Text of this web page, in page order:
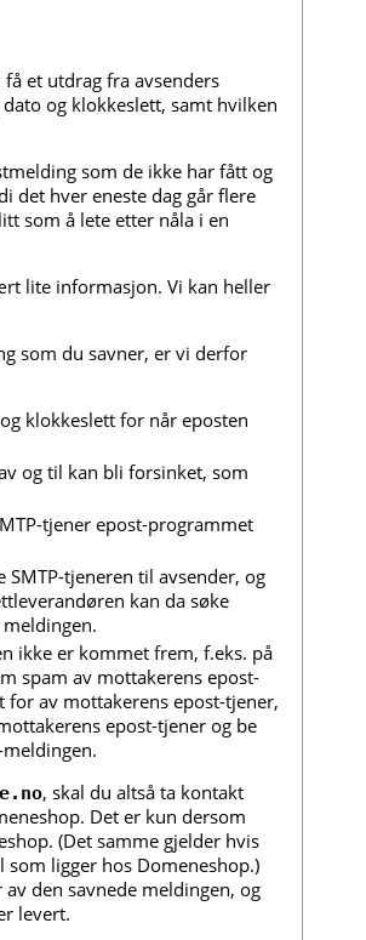
et utdrag fra avsenders
og klokkeslett, samt hvilken
som de ikke har fått og
det hver eneste dag går flere
som å lete etter nåla i en
lite informasjon. Vi kan heller
som du savner, er vi derfor
klokkeslett for når eposten
og til kan bli forsinket, som
tjener epost-programmet
tjeneren til avsender, og
kan da søke
ikke er kommet frem, f.eks. på
spam av mottakerens epost-
av mottakerens epost-tjener,
epost-tjener og be
, skal du altså ta kontakt
Det er kun dersom
(Det samme gjelder hvis
ligger hos Domeneshop.)
den savnede meldingen, og
levert.